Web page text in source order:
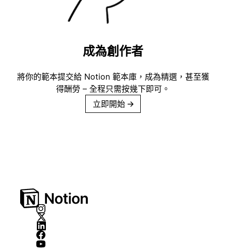
成為創作者
將你的範本提交給 Notion 範本庫，成為精選，甚至獲
得酬勞 – 全程只需按幾下即可。
立即開始 →